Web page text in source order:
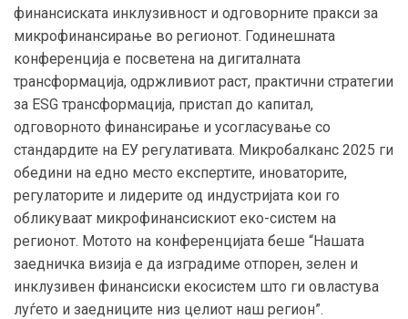
финансиската инклузивност и одговорните пракси за
микрофинансирање во регионот. Годинeшната
конференција е посветена на дигиталната
трансформација, одржливиот раст, практични стратегии
за ESG трансформација, пристап до капитал,
одговорното финансирање и усогласување со
стандардите на ЕУ регулативата. Микробалканс 2025 ги
обедини на едно место експертите, иноваторите,
регулаторите и лидерите од индустријата кои го
обликуваат микрофинансискиот еко-систем на
регионот. Мотото на конференцијата беше “Нашата
заедничка визија е да изградиме отпорен, зелен и
инклузивен финансиски екосистем што ги овластува
луѓето и заедниците низ целиот наш регион”.